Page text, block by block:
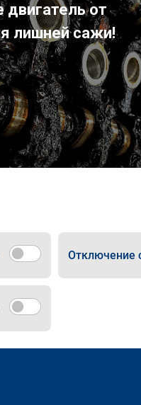
двигатель от
лишней сажи!
Отключение